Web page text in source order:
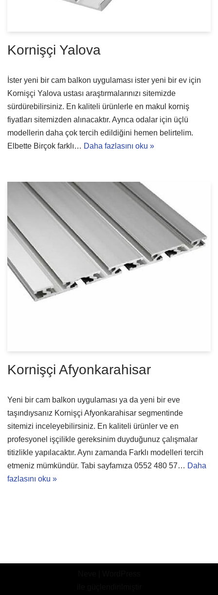
Kornişçi Yalova
İster yeni bir cam balkon uygulaması ister yeni bir ev için
Kornişçi Yalova ustası araştırmalarınızı sitemizde
sürdürebilirsiniz. En kaliteli ürünlerle en makul korniş
fiyatları sitemizden alınacaktır. Ayrıca odalar için üçlü
modellerin daha çok tercih edildiğini hemen belirtelim.
Elbette Birçok farklı… Daha fazlasını oku »
Kornişçi Afyonkarahisar
Yeni bir cam balkon uygulaması ya da yeni bir eve
taşındıysanız Kornişçi Afyonkarahisar segmentinde
sitemizi inceleyebilirsiniz. En kaliteli ürünler ve en
profesyonel işçilikle gereksinim duyduğunuz çalışmalar
titizlikle yapılacaktır. Aynı zamanda Farklı modelleri tercih
etmeniz mümkündür. Tabi sayfamıza 0552 480 57… Daha
fazlasını oku »